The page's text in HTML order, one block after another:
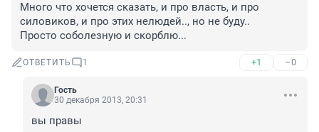
Много что хочется сказать, и про власть, и про
силовиков, и про этих нелюдей.., но не буду..
Просто соболезную и скорблю...
ОТВЕТИТЬ 1 +1 –0
Гость
30 декабря 2013, 20:31
вы правы